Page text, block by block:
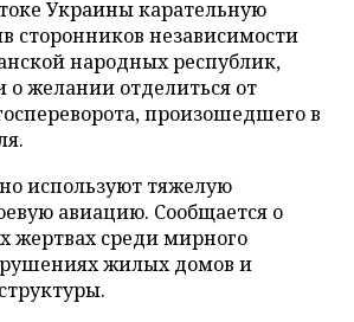
Украины карательную
сторонников независимости
народных республик,
о желании отделиться от
произошедшего в
используют тяжелую
авиацию. Сообщается о
жертвах среди мирного
жилых домов и